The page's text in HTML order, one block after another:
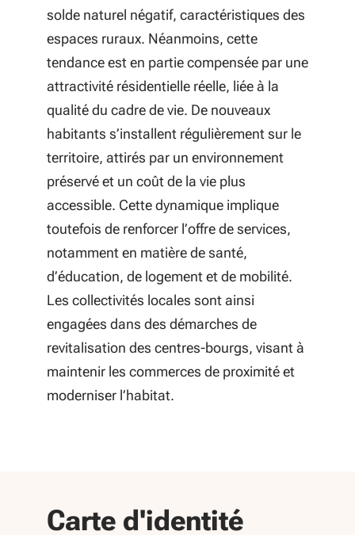
solde naturel négatif, caractéristiques des
espaces ruraux. Néanmoins, cette
tendance est en partie compensée par une
attractivité résidentielle réelle, liée à la
qualité du cadre de vie. De nouveaux
habitants s’installent régulièrement sur le
territoire, attirés par un environnement
préservé et un coût de la vie plus
accessible. Cette dynamique implique
toutefois de renforcer l’offre de services,
notamment en matière de santé,
d’éducation, de logement et de mobilité.
Les collectivités locales sont ainsi
engagées dans des démarches de
revitalisation des centres-bourgs, visant à
maintenir les commerces de proximité et
moderniser l’habitat.
Carte d'identité